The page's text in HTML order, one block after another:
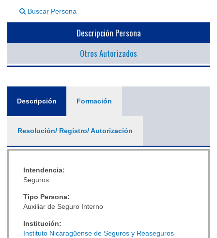
Buscar Persona
Descripción Persona
Otros Autorizados
Descripción (solapaFormación
Resolución/ Registro/ Autorización
Intendencia:
Seguros
Tipo Persona:
Auxiliar de Seguro Interno
Institución:
Instituto Nicaragüense de Seguros y Reaseguros